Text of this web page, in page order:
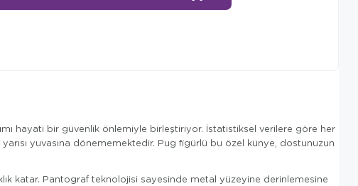
hayati bir güvenlik önlemiyle birleştiriyor. İstatistiksel verilere göre her
yuvasına dönememektedir. Pug figürlü bu özel künye, dostunuzun
katar. Pantograf teknolojisi sayesinde metal yüzeyine derinlemesine